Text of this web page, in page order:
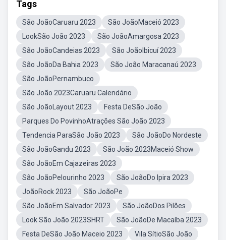
Tags
São JoãoCaruaru 2023
São JoãoMaceió 2023
LookSão João 2023
São JoãoAmargosa 2023
São JoãoCandeias 2023
São JoãoIbicuí 2023
São JoãoDa Bahia 2023
São João Maracanaú 2023
São JoãoPernambuco
São João 2023Caruaru Calendário
São JoãoLayout 2023
Festa DeSão João
Parques Do PovinhoAtrações São João 2023
Tendencia ParaSão João 2023
São JoãoDo Nordeste
São JoãoGandu 2023
São João 2023Maceió Show
São JoãoEm Cajazeiras 2023
São JoãoPelourinho 2023
São JoãoDo Ipira 2023
JoãoRock 2023
São JoãoPe
São JoãoEm Salvador 2023
São JoãoDos Pilões
Look São João 2023SHRT
São JoãoDe Macaíba 2023
Festa DeSão João Maceio 2023
Vila SítioSão João